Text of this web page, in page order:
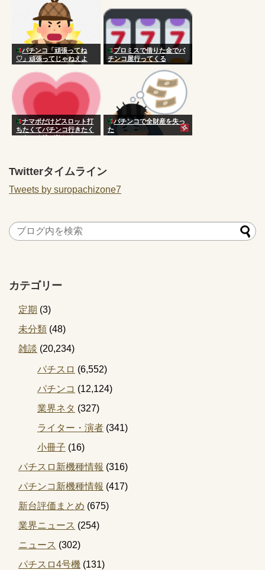
ん」
パチンコ「頑張ってね
♡」頑張ってじゃねえよ
プロミスで借りた金でパ
チンコ屋行ってくる
ナマポだけどスロット打
ちたくてパチンコ行きたく
てあぶく銭が欲しくて
パチンコで全財産を失っ
た
Twitterタイムライン
Tweets by suropachizone7
カテゴリー
定期 (3)
未分類 (48)
雑談 (20,234)
パチスロ (6,552)
パチンコ (12,124)
業界ネタ (327)
ライター・演者 (341)
小冊子 (16)
パチスロ新機種情報 (316)
パチンコ新機種情報 (417)
新台評価まとめ (675)
業界ニュース (254)
ニュース (302)
パチスロ4号機 (131)